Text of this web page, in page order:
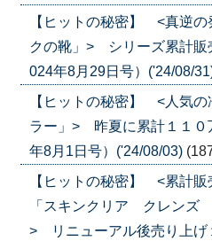
【ヒットの秘密】 <真逆
クの靴」> シリーズ累計販
024年8月29日号）('24/08/
【ヒットの秘密】 <人気の
ラー」> 昨夏に累計１１０
年8月1日号）('24/08/03)
【ヒットの秘密】 <累計
「スキンクリア クレンズ
> リニューアル後売り上げ